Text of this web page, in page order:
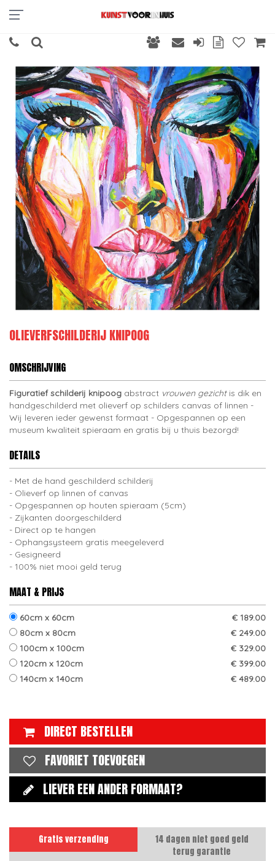
OLIEVERFSCHILDERIJ KNIPOOG
OMSCHRIJVING
Figuratief schilderij knipoog abstract vrouwen gezichtis dik en
handgeschilderd met olieverf op schilders canvas of linnen -
Wij leveren ieder gewenst formaat - Opgespannen op een
museum kwaliteit spieraam en gratis bij u thuis bezorgd!
DETAILS
Met de hand geschilderd schilderij
Olieverf op linnen of canvas
Opgespannen op houten spieraam (5cm)
Zijkanten doorgeschilderd
Direct op te hangen
Ophangsysteem gratis meegeleverd
Gesigneerd
100% niet mooi geld terug
MAAT & PRIJS
60cm x 60cm
€ 189.00
80cm x 80cm
€ 249.00
100cm x 100cm
€ 329.00
120cm x 120cm
€ 399.00
140cm x 140cm
€ 489.00
DIRECT BESTELLEN
FAVORIET TOEVOEGEN
LIEVER EEN ANDER FORMAAT?
Gratis verzending
14 dagen niet goed geld
terug garantie